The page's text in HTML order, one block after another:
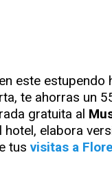
en este estupendo
te ahorras un
gratuita al
elabora
tus visitas a